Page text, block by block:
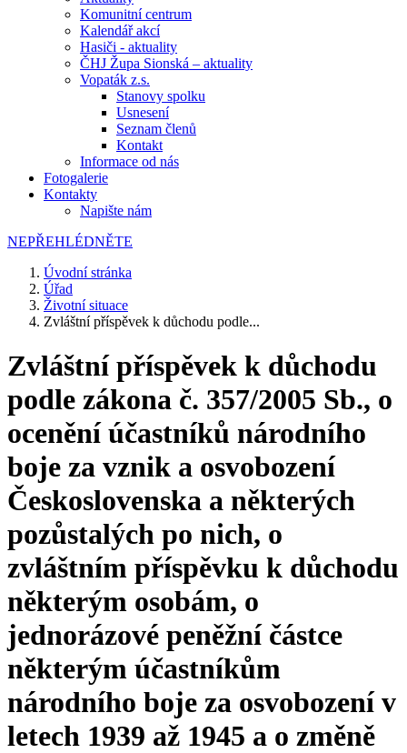
Komunitní centrum
Kalendář akcí
Hasiči - aktuality
ČHJ Župa Sionská – aktuality
Vopaták z.s.
Stanovy spolku
Usnesení
Seznam členů
Kontakt
Informace od nás
Fotogalerie
Kontakty
Napište nám
NEPŘEHLÉDNĚTE
Úvodní stránka
Úřad
Životní situace
Zvláštní příspěvek k důchodu podle...
Zvláštní příspěvek k důchodu
podle zákona č. 357/2005 Sb., o
ocenění účastníků národního
boje za vznik a osvobození
Československa a některých
pozůstalých po nich, o
zvláštním příspěvku k důchodu
některým osobám, o
jednorázové peněžní částce
některým účastníkům
národního boje za osvobození v
letech 1939 až 1945 a o změně